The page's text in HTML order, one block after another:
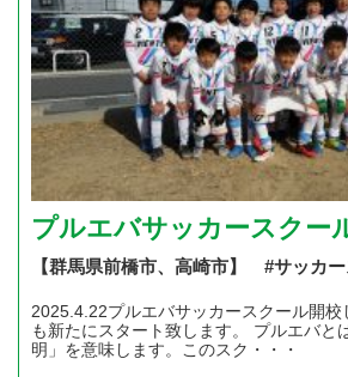
プルエバサッカースクー
【群馬県前橋市、高崎市】 #サッカ
2025.4.22プルエバサッカースクール開
も新たにスタート致します。 プルエバと
明」を意味します。このスク・・・